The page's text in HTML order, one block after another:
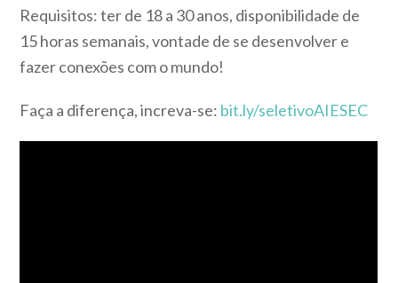
Requisitos: ter de 18 a 30 anos, disponibilidade de
15 horas semanais, vontade de se desenvolver e
fazer conexões com o mundo!
Faça a diferença, increva-se: bit.ly/seletivoAIESEC